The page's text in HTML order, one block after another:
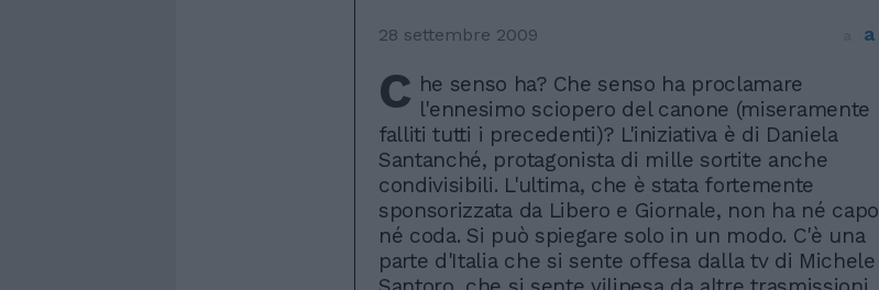
28 settembre 2009 a
C he senso ha? Che senso ha proclamare
l'ennesimo sciopero del canone (miseramente
falliti tutti i precedenti)? L'iniziativa è di Daniela
Santanché, protagonista di mille sortite anche
condivisibili. L'ultima, che è stata fortemente
sponsorizzata da Libero e Giornale, non ha né capo
né coda. Si può spiegare solo in un modo. C'è una
parte d'Italia che si sente offesa dalla tv di Michele